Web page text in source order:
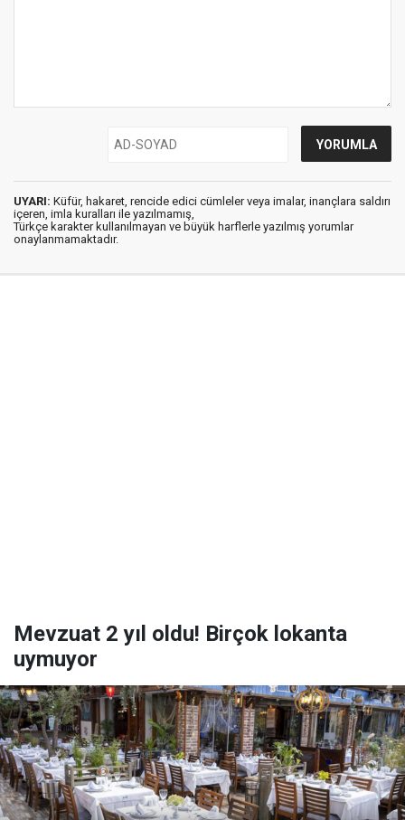
UYARI: Küfür, hakaret, rencide edici cümleler veya imalar, inançlara saldırı
içeren, imla kuralları ile yazılmamış,
Türkçe karakter kullanılmayan ve büyük harflerle yazılmış yorumlar
onaylanmamaktadır.
Mevzuat 2 yıl oldu! Birçok lokanta
uymuyor